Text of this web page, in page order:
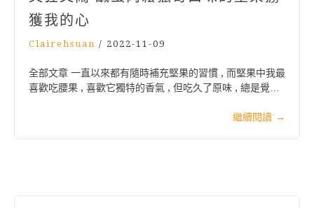
獲我的心
Clairehsuan / 2022-11-09
全部文章 一直以來都有隨時補充堅果的習慣 , 而堅果中我最
喜歡吃腰果 , 喜歡它獨特的香氣 , 但吃久了原味 , 總是覺…
繼續閱讀 →